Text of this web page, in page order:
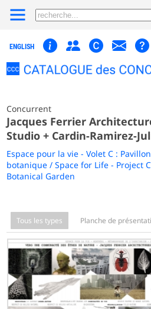
ENGLISH
Concurrent
Jacques Ferrier
Studio + Cardin-Ramirez-
Espace pour la vie - Volet C :
botanique / Space for Life - Project
Botanical Garden
Tous les types Planche de